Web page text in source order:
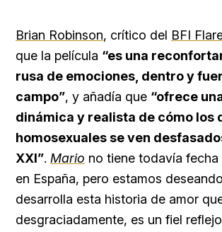
Brian Robinson, crítico del BFI
que la película “es una
rusa de emociones, dentro y
campo”, y añadía que “ofrece
dinámica y realista de cómo los
homosexuales se ven
XXI”. Mario no tiene todavía fecha
en España, pero estamos
desarrolla esta historia de amor
desgraciadamente, es un fiel